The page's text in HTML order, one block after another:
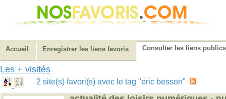
Accueil Enregistrer les liens favoris Consulter les liens publics
Les + visités
2 site(s) favori(s) avec le tag "eric besson"